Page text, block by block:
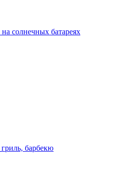
солнечных батареях
барбекю